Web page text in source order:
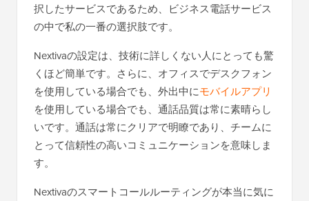
択したサービスであるため、ビジネス電話サービス
の中で私の一番の選択肢です。
Nextivaの設定は、技術に詳しくない人にとっても驚
くほど簡単です。さらに、オフィスでデスクフォン
を使用している場合でも、外出中にモバイルアプリ
を使用している場合でも、通話品質は常に素晴らし
いです。通話は常にクリアで明瞭であり、チームに
とって信頼性の高いコミュニケーションを意味しま
す。
Nextivaのスマートコールルーティングが本当に気に